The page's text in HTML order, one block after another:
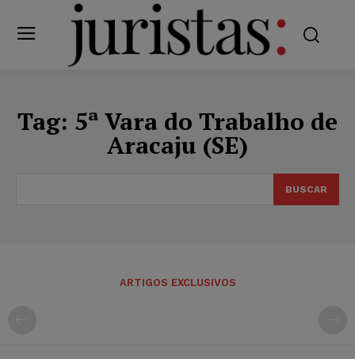
Tag: 5ª Vara do Trabalho de
Aracaju (SE)
BUSCAR
ARTIGOS EXCLUSIVOS